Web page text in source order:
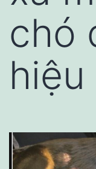
chó
hiệu